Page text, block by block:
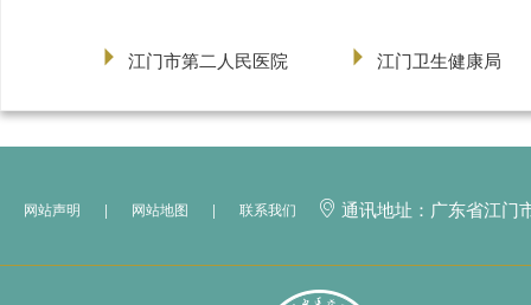
江门市第二人民医院 江门卫生健康局
网站声明 | 网站地图 | 联系我们  通讯地址：广东省江门